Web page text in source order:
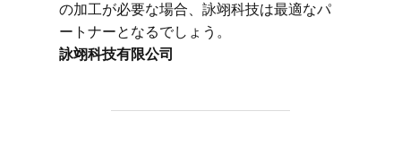
の加工が必要な場合、詠翊科技は最適なパ
ートナーとなるでしょう。
詠翊科技有限公司